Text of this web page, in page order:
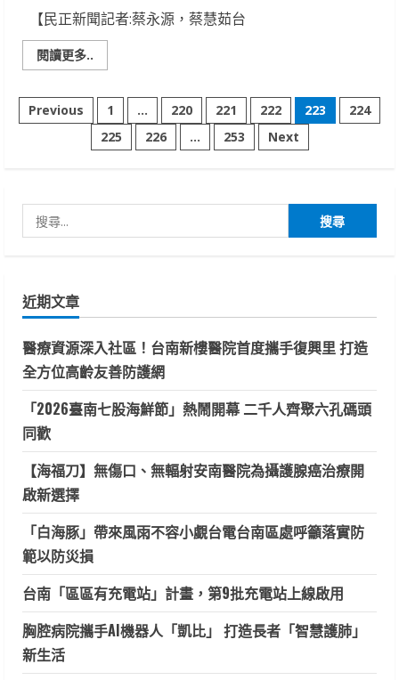
宣
導
會」
【民正新聞記者:蔡永源，蔡慧茹台
閱讀更多..
more
院
小
東
大
車
施
制，
交
通
更
順
暢
文
頁
Previous 1 ... 220 221 222 223
224
225
226 ... 253 Next
尋
字:
近期文章
醫療資源深入社區！台南新樓醫院首度攜手復興里 打造
全方位高齡友善防護網
「2026臺南七股海鮮節」熱鬧開幕 二千人齊聚六孔碼頭
同歡
【海福刀】無傷口、無輻射安南醫院為攝護腺癌治療開
啟新選擇
「白海豚」帶來風雨不容小覷台電台南區處呼籲落實防
範以防災損
台南「區區有充電站」計畫，第9批充電站上線啟用
胸腔病院攜手AI機器人「凱比」 打造長者「智慧護肺」
新生活